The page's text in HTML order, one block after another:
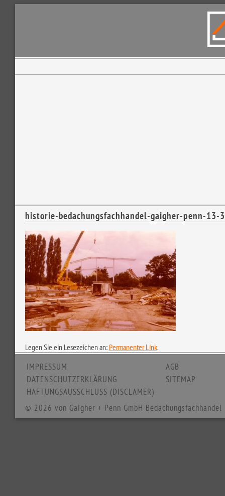
historie-bedachungsfachhandel-gaigher-penn-13-
Legen Sie ein Lesezeichen an: Permanenter Link.
IMPRESSUM
DATENSCHUTZERKLÄRUNG
HAFTUNGSAUSSCHLUSS (DISCLAMER)
AGB
SITEMAP
© 2026 von Gaigher + Penn GmbH Bedachungsfachhandel